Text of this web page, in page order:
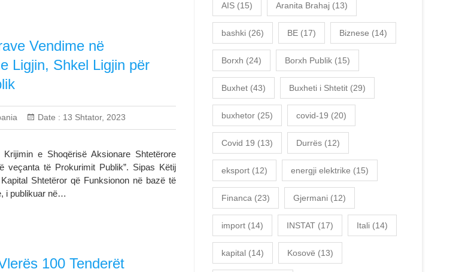
Vendime në
Ligjin, Shkel Ligjin për
Date : 13 Shtator, 2023
e Shoqërisë Aksionare Shtetërore
veçanta të Prokurimit Publik”. Sipas Këtij
Shtetëror që Funksionon në bazë të
i publikuar në…
100 Tenderët
AIS (15) Aranita Brahaj (13)
bashki (26) BE (17) Biznese (14)
Borxh (24) Borxh Publik (15)
Buxhet (43) Buxheti i Shtetit (29)
buxhetor (25) covid-19 (20)
Covid 19 (13) Durrës (12)
eksport (12) energji elektrike (15)
Financa (23) Gjermani (12)
import (14) INSTAT (17) Itali (14)
kapital (14) Kosovë (13)